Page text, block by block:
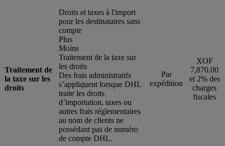
Traitement de
la taxe sur les
droits
Droits et taxes à l'import
pour les destinataires sans
compte
Plus
Moins
Traitement de la taxe sur
les droits
Des frais administratifs
s’appliquent lorsque DHL
traite les droits
d’importation, taxes ou
autres frais réglementaires
au nom de clients ne
possédant pas de numéro
de compte DHL.
Par
expédition
XOF
7,870.00
et 2% des
charges
fiscales